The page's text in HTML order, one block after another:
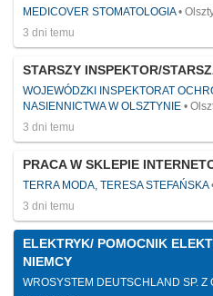
MEDICOVER STOMATOLOGIA
3 dni temu
STARSZY INSPEKTOR/
WOJEWÓDZKI INSPEKTORAT
NASIENNICTWA W OLSZTYNIE
3 dni temu
PRACA W SKLEPIE
TERRA MODA, TERESA STEFAŃSKA
3 dni temu
ELEKTRYK/ POMOCNIK
NIEMCY
WROSYSTEM DEUTSCHLAND SP. Z